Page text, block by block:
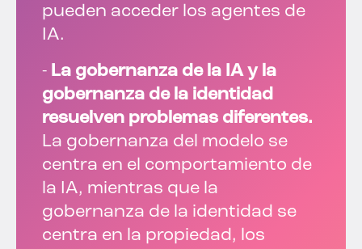
pueden acceder los agentes de
IA.
- La gobernanza de la IA y la
gobernanza de la identidad
resuelven problemas diferentes.
La gobernanza del modelo se
centra en el comportamiento de
la IA, mientras que la
gobernanza de la identidad se
centra en la propiedad, los